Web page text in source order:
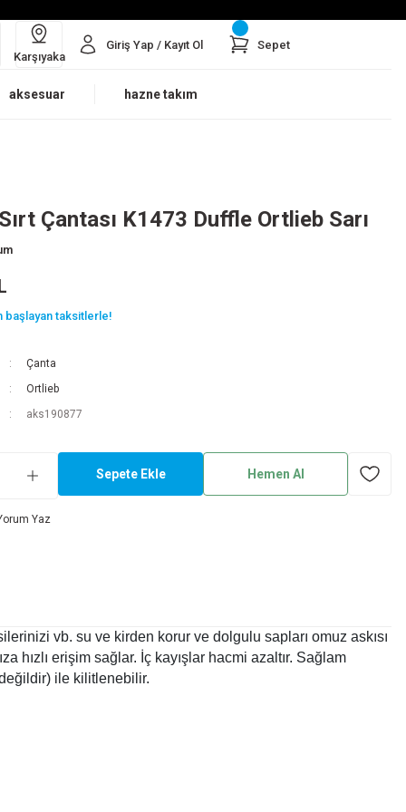
Karşıyaka
Giriş Yap / Kayıt Ol Sepet
aksesuar hazne takım
Çantası K1473 Duffle Ortlieb Sarı
başlayan taksitlerle!
Çanta
Ortlieb
aks190877
Sepete Ekle Hemen Al
Yaz
vb. su ve kirden korur ve dolgulu sapları omuz askısı
hızlı erişim sağlar. İç kayışlar hacmi azaltır. Sağlam
ile kilitlenebilir.